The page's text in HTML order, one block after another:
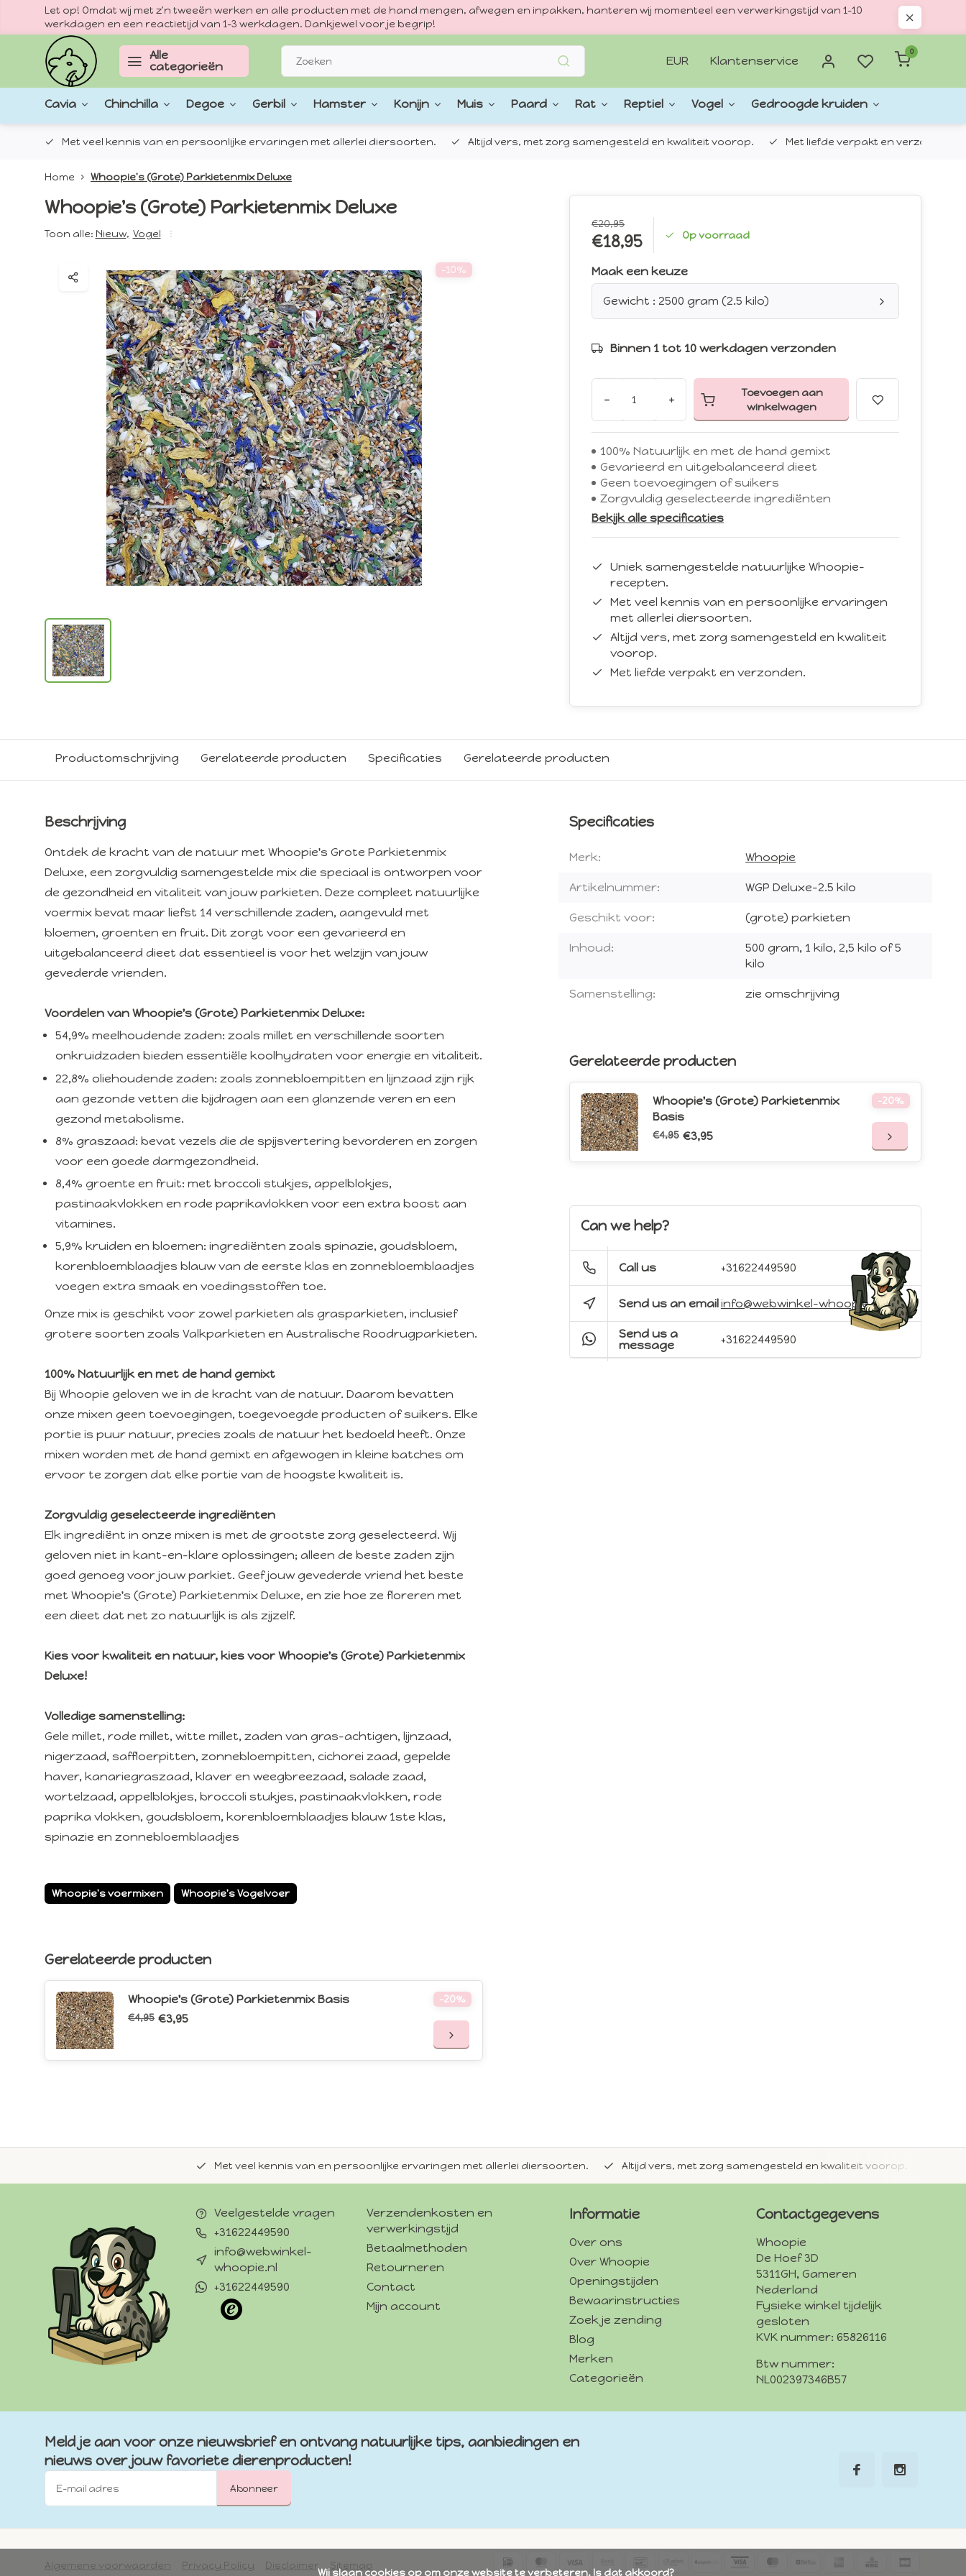
Let op! Omdat wij met z'n tweeën werken en alle producten met de hand mengen, afwegen en inpakken, hanteren wij momenteel een verwerkingstijd van 1–10
werkdagen en een reactietijd van 1–3 werkdagen. Dankjewel voor je begrip!
Alle
categorieën
EUR Klantenservice
0
Cavia Chinchilla Degoe Gerbil Hamster Konijn Muis Paard Rat Reptiel Vogel Gedroogde kruiden
Met veel kennis van en persoonlijke ervaringen met allerlei diersoorten. Altijd vers, met zorg samengesteld en kwaliteit voorop. Met liefde verpakt en verzonden.
Home Whoopie's (Grote) Parkietenmix Deluxe
Whoopie's (Grote) Parkietenmix Deluxe
Toon alle: Nieuw, Vogel
-10%
€20,95
€18,95 Op voorraad
Maak een keuze
Gewicht : 2500 gram (2.5 kilo)
Binnen 1 tot 10 werkdagen verzonden
- +
Toevoegen aan
winkelwagen
100% Natuurlijk en met de hand gemixt
Gevarieerd en uitgebalanceerd dieet
Geen toevoegingen of suikers
Zorgvuldig geselecteerde ingrediënten
Bekijk alle specificaties
Uniek samengestelde natuurlijke Whoopie-
recepten.
Met veel kennis van en persoonlijke ervaringen
met allerlei diersoorten.
Altijd vers, met zorg samengesteld en kwaliteit
voorop.
Met liefde verpakt en verzonden.
Productomschrijving Gerelateerde producten Specificaties Gerelateerde producten
Beschrijving
Ontdek de kracht van de natuur met Whoopie's Grote Parkietenmix
Deluxe, een zorgvuldig samengestelde mix die speciaal is ontworpen voor
de gezondheid en vitaliteit van jouw parkieten. Deze compleet natuurlijke
voermix bevat maar liefst 14 verschillende zaden, aangevuld met
bloemen, groenten en fruit. Dit zorgt voor een gevarieerd en
uitgebalanceerd dieet dat essentieel is voor het welzijn van jouw
gevederde vrienden.
Voordelen van Whoopie's (Grote) Parkietenmix Deluxe:
54,9% meelhoudende zaden: zoals millet en verschillende soorten
onkruidzaden bieden essentiële koolhydraten voor energie en vitaliteit.
22,8% oliehoudende zaden: zoals zonnebloempitten en lijnzaad zijn rijk
aan gezonde vetten die bijdragen aan een glanzende veren en een
gezond metabolisme.
8% graszaad: bevat vezels die de spijsvertering bevorderen en zorgen
voor een goede darmgezondheid.
8,4% groente en fruit: met broccoli stukjes, appelblokjes,
pastinaakvlokken en rode paprikavlokken voor een extra boost aan
vitamines.
5,9% kruiden en bloemen: ingrediënten zoals spinazie, goudsbloem,
korenbloemblaadjes blauw van de eerste klas en zonnebloemblaadjes
voegen extra smaak en voedingsstoffen toe.
Onze mix is geschikt voor zowel parkieten als grasparkieten, inclusief
grotere soorten zoals Valkparkieten en Australische Roodrugparkieten.
100% Natuurlijk en met de hand gemixt
Bij Whoopie geloven we in de kracht van de natuur. Daarom bevatten
onze mixen geen toevoegingen, toegevoegde producten of suikers. Elke
portie is puur natuur, precies zoals de natuur het bedoeld heeft. Onze
mixen worden met de hand gemixt en afgewogen in kleine batches om
ervoor te zorgen dat elke portie van de hoogste kwaliteit is.
Zorgvuldig geselecteerde ingrediënten
Elk ingrediënt in onze mixen is met de grootste zorg geselecteerd. Wij
geloven niet in kant-en-klare oplossingen; alleen de beste zaden zijn
goed genoeg voor jouw parkiet. Geef jouw gevederde vriend het beste
met Whoopie's (Grote) Parkietenmix Deluxe, en zie hoe ze floreren met
een dieet dat net zo natuurlijk is als zijzelf.
Kies voor kwaliteit en natuur, kies voor Whoopie's (Grote) Parkietenmix
Deluxe!
Volledige samenstelling:
Gele millet, rode millet, witte millet, zaden van gras-achtigen, lijnzaad,
nigerzaad, saffloerpitten, zonnebloempitten, cichorei zaad, gepelde
haver, kanariegraszaad, klaver en weegbreezaad, salade zaad,
wortelzaad, appelblokjes, broccoli stukjes, pastinaakvlokken, rode
paprika vlokken, goudsbloem, korenbloemblaadjes blauw 1ste klas,
spinazie en zonnebloemblaadjes
Whoopie's voermixen Whoopie's Vogelvoer
Gerelateerde producten
Whoopie's (Grote) Parkietenmix Basis
€4,95 €3,95
-20%
Specificaties
Merk: Whoopie
Artikelnummer: WGP Deluxe-2.5 kilo
Geschikt voor: (grote) parkieten
Inhoud:
500 gram, 1 kilo, 2,5 kilo of 5
kilo
Samenstelling: zie omschrijving
Gerelateerde producten
Whoopie's (Grote) Parkietenmix
Basis
€4,95 €3,95
-20%
Can we help?
Call us +31622449590
Send us an emailinfo@webwinkel-whoopie.nl
Send us a
message
+31622449590
Met veel kennis van en persoonlijke ervaringen met allerlei diersoorten. Altijd vers, met zorg samengesteld en kwaliteit voorop.
Veelgestelde vragen
+31622449590
info@webwinkel-
whoopie.nl
+31622449590
Verzendenkosten en
verwerkingstijd
Betaalmethoden
Retourneren
Contact
Mijn account
Informatie
Over ons
Over Whoopie
Openingstijden
Bewaarinstructies
Zoek je zending
Blog
Merken
Categorieën
Contactgegevens
Whoopie
De Hoef 3D
5311GH, Gameren
Nederland
Fysieke winkel tijdelijk
gesloten
KVK nummer: 65826116
Btw nummer:
NL002397346B57
Meld je aan voor onze nieuwsbrief en ontvang natuurlijke tips, aanbiedingen en
nieuws over jouw favoriete dierenproducten!
Abonneer
Algemene voorwaarden Privacy Policy Disclaimer Sitemap
            Wij slaan cookies op om onze website te verbeteren. Is dat akkoord?